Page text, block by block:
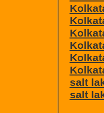
salt
salt